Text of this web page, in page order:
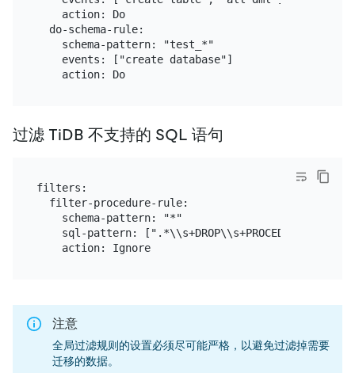
    action: Do
  do-schema-rule:
    schema-pattern: "test_*"
    events: ["create database"]
    action: Do
过滤 TiDB 不支持的 SQL 语句
filters:
  filter-procedure-rule:
    schema-pattern: "*"
sql-pattern: [".*\\s+DROP\\s+PROCEDURE",
    action: Ignore
注意
全局过滤规则的设置必须尽可能严格，以避免过滤掉需要
迁移的数据。